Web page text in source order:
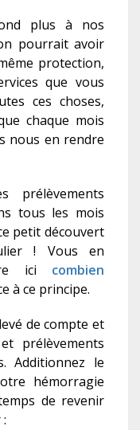
plus à nos
pourrait avoir
protection,
que vous
ces choses,
chaque mois
nous en rendre
prélèvements
tous les mois
petit découvert
! Vous en
ici combien
à ce principe.
de compte et
prélèvements
Additionnez le
hémorragie
de revenir